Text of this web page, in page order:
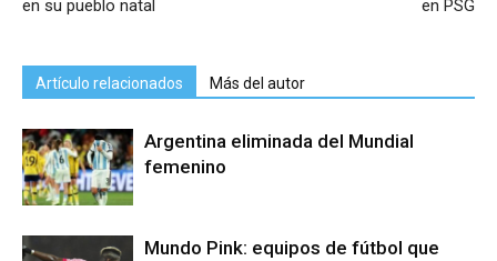
en su pueblo natal
en PSG
Artículo relacionados Más del autor
Argentina eliminada del Mundial
femenino
Mundo Pink: equipos de fútbol que